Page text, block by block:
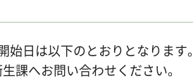
日は以下のとおりとなります。
課へお問い合わせください。